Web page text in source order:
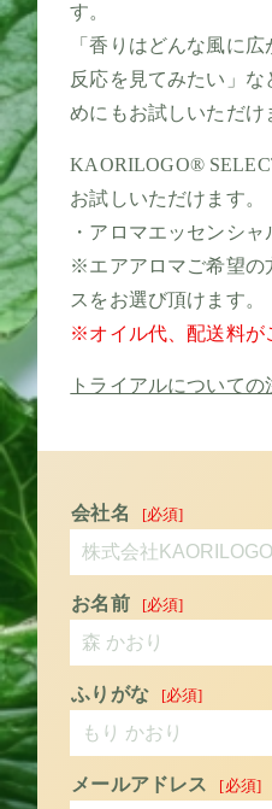
す。
「香りはどんな風に
反応を見てみたい」な
めにもお試しいただけ
KAORILOGO®
お試しいただけます。
・アロマエッセンシ
※エアアロマご希望
スをお選び頂けます。
※オイル代、配送料が
トライアルについての
会社名
お名前
ふりがな
メールアドレス